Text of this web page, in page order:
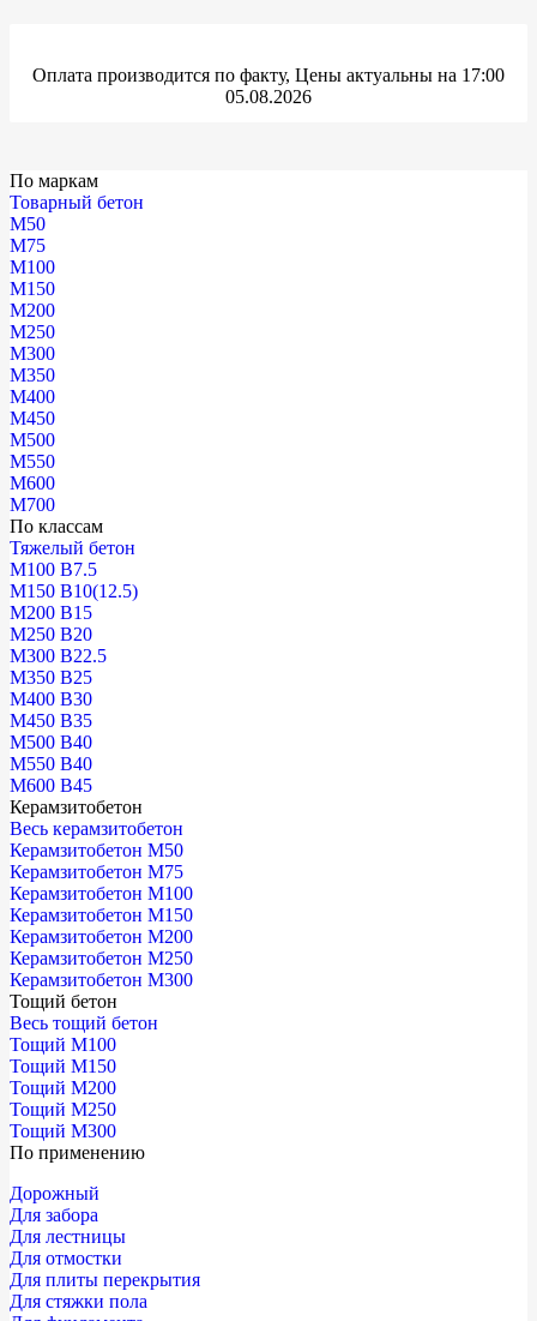
Оплата производится по факту, Цены актуальны на 17:00
05.08.2026
По маркам
Товарный бетон
М50
М75
М100
М150
М200
М250
М300
М350
М400
М450
М500
М550
М600
М700
По классам
Тяжелый бетон
М100 В7.5
М150 В10(12.5)
М200 В15
М250 В20
М300 В22.5
М350 В25
М400 В30
М450 В35
М500 В40
М550 В40
М600 В45
Керамзитобетон
Весь керамзитобетон
Керамзитобетон М50
Керамзитобетон М75
Керамзитобетон М100
Керамзитобетон М150
Керамзитобетон М200
Керамзитобетон М250
Керамзитобетон М300
Тощий бетон
Весь тощий бетон
Тощий М100
Тощий М150
Тощий М200
Тощий М250
Тощий М300
По применению
Дорожный
Для забора
Для лестницы
Для отмостки
Для плиты перекрытия
Для стяжки пола